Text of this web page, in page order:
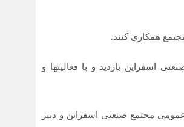
همکاری کنند.
اسفراین بازدید و با فعالیتها و
مجتمع صنعتی اسفراین و دبیر